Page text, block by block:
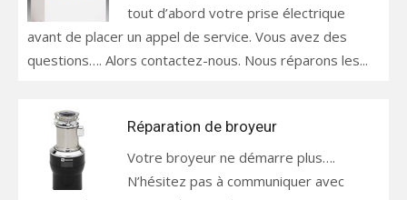
tout d’abord votre prise électrique
avant de placer un appel de service. Vous avez des
questions…. Alors contactez-nous. Nous réparons les...
Réparation de broyeur
Votre broyeur ne démarre plus….
N’hésitez pas à communiquer avec